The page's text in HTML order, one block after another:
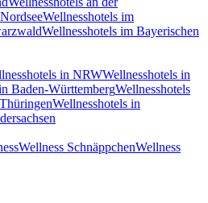
Wellnesshotels im
Wellnesshotels im Bayerischen
in NRWWellnesshotels in
Baden-WürttembergWellnesshotels
Wellnesshotels in
Wellness SchnäppchenWellness